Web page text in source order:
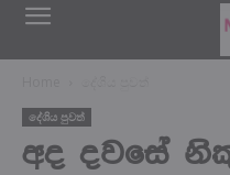
දේශිය පුවත්
අද දවසේ